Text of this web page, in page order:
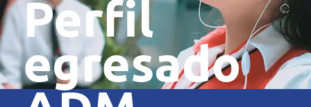
Perfil
egresado